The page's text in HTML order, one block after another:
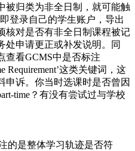
被归类为非全日制，就可能触
登录自己的学生账户，导出
核对是否有非全日制课程被记
处申请更正或补发说明。同
查看GCMS中是否标注
Requirement’这类关键词，这
申诉。你当时选课时是否曾因
time？有没有尝试过与学校
的是整体学习轨迹是否符